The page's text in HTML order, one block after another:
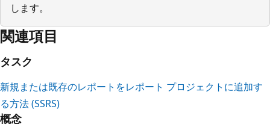
します。
関連項目
タスク
新規または既存のレポートをレポート プロジェクトに追加す
る方法 (SSRS)
概念